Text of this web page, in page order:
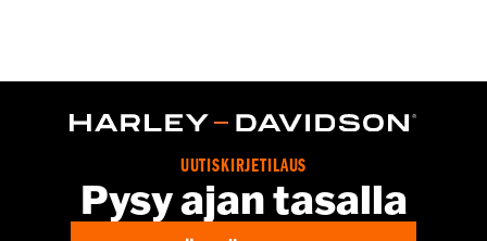
UUTISKIRJETILAUS
Pysy ajan tasalla